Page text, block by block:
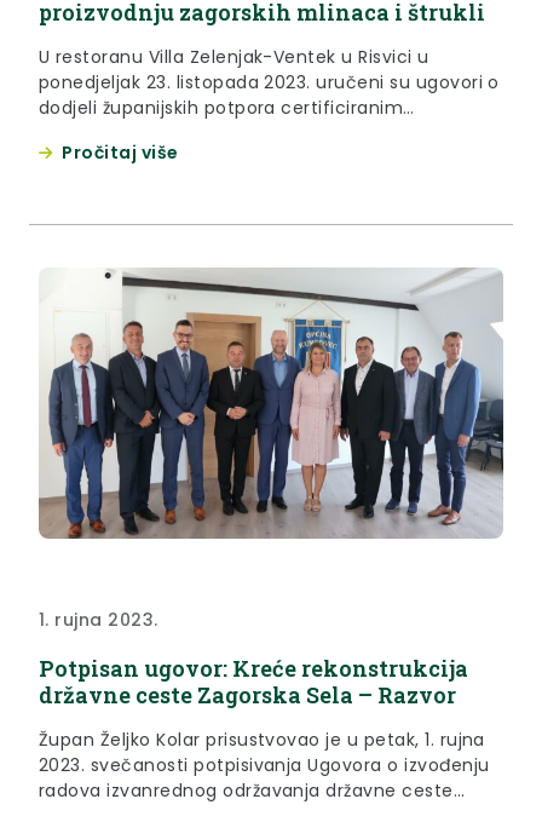
proizvodnju zagorskih mlinaca i štrukli
U restoranu Villa Zelenjak-Ventek u Risvici u
ponedjeljak 23. listopada 2023. uručeni su ugovori o
dodjeli županijskih potpora certificiranim
Krapinsko-zagorska županija raspisala je 26. srpnja
Pročitaj više
1. rujna 2023.
Potpisan ugovor: Kreće rekonstrukcija
državne ceste Zagorska Sela – Razvor
Župan Željko Kolar prisustvovao je u petak, 1. rujna
2023. svečanosti potpisivanja Ugovora o izvođenju
radova izvanrednog održavanja državne ceste